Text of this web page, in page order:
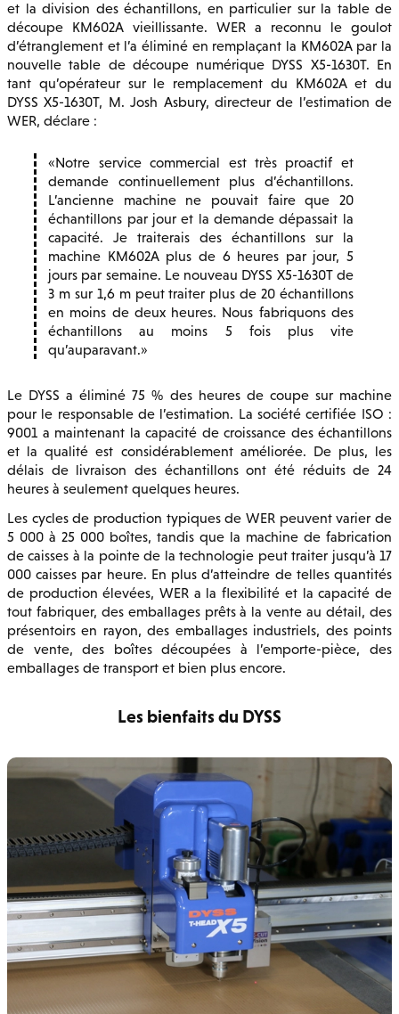
et la division des échantillons, en particulier sur la table de
découpe KM602A vieillissante. WER a reconnu le goulot
d’étranglement et l’a éliminé en remplaçant la KM602A par la
nouvelle table de découpe numérique DYSS X5-1630T. En
tant qu’opérateur sur le remplacement du KM602A et du
DYSS X5-1630T, M. Josh Asbury, directeur de l’estimation de
WER, déclare :
Notre service commercial est très proactif et
demande continuellement plus d’échantillons.
L’ancienne machine ne pouvait faire que 20
échantillons par jour et la demande dépassait la
capacité. Je traiterais des échantillons sur la
machine KM602A plus de 6 heures par jour, 5
jours par semaine. Le nouveau DYSS X5-1630T de
3 m sur 1,6 m peut traiter plus de 20 échantillons
en moins de deux heures. Nous fabriquons des
échantillons au moins 5 fois plus vite
qu’auparavant.
Le DYSS a éliminé 75 % des heures de coupe sur machine
pour le responsable de l’estimation. La société certifiée ISO :
9001 a maintenant la capacité de croissance des échantillons
et la qualité est considérablement améliorée. De plus, les
délais de livraison des échantillons ont été réduits de 24
heures à seulement quelques heures.
Les cycles de production typiques de WER peuvent varier de
5 000 à 25 000 boîtes, tandis que la machine de fabrication
de caisses à la pointe de la technologie peut traiter jusqu’à 17
000 caisses par heure. En plus d’atteindre de telles quantités
de production élevées, WER a la flexibilité et la capacité de
tout fabriquer, des emballages prêts à la vente au détail, des
présentoirs en rayon, des emballages industriels, des points
de vente, des boîtes découpées à l’emporte-pièce, des
emballages de transport et bien plus encore.
Les bienfaits du DYSS